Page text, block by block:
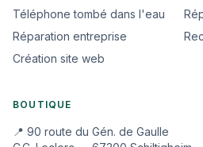
Téléphone tombé dans l'eau
Réparation entreprise
Création site web
BOUTIQUE
📍 90 route du Gén. de Gaulle